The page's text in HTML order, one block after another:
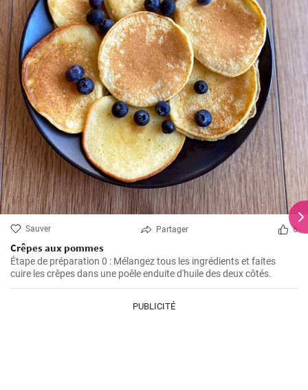
Sauver Partager 6
Crêpes aux pommes
Étape de préparation 0 : Mélangez tous les ingrédients et faites
cuire les crêpes dans une poêle enduite d'huile des deux côtés.
PUBLICITÉ